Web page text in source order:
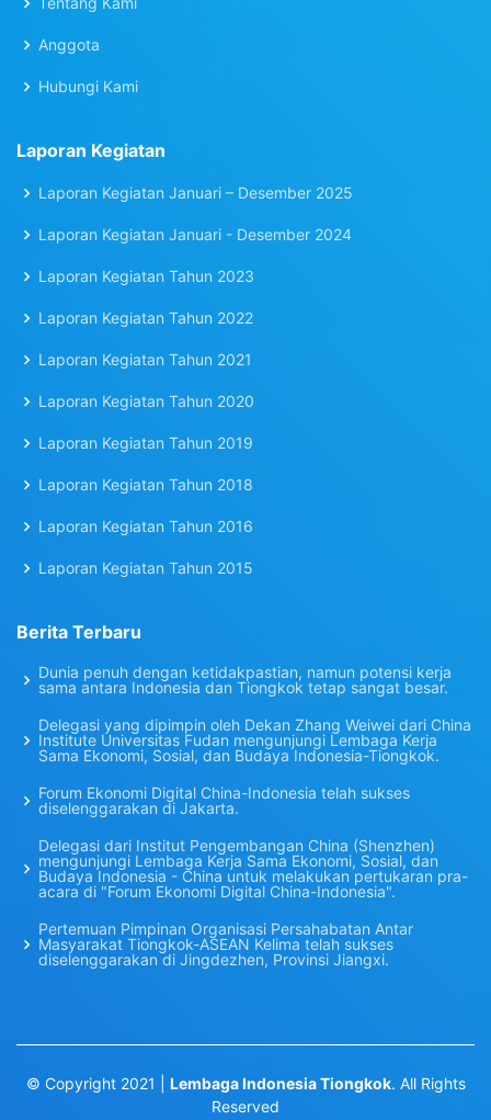
Anggota
Hubungi Kami
Laporan Kegiatan
Laporan Kegiatan Januari – Desember 2025
Laporan Kegiatan Januari - Desember 2024
Laporan Kegiatan Tahun 2023
Laporan Kegiatan Tahun 2022
Laporan Kegiatan Tahun 2021
Laporan Kegiatan Tahun 2020
Laporan Kegiatan Tahun 2019
Laporan Kegiatan Tahun 2018
Laporan Kegiatan Tahun 2016
Laporan Kegiatan Tahun 2015
Berita Terbaru
Dunia penuh dengan ketidakpastian, namun potensi kerja
sama antara Indonesia dan Tiongkok tetap sangat besar.
Delegasi yang dipimpin oleh Dekan Zhang Weiwei dari China
Institute Universitas Fudan mengunjungi Lembaga Kerja
Sama Ekonomi, Sosial, dan Budaya Indonesia-Tiongkok.
Forum Ekonomi Digital China-Indonesia telah sukses
diselenggarakan di Jakarta.
Delegasi dari Institut Pengembangan China (Shenzhen)
mengunjungi Lembaga Kerja Sama Ekonomi, Sosial, dan
Budaya Indonesia - China untuk melakukan pertukaran pra-
acara di "Forum Ekonomi Digital China-Indonesia".
Pertemuan Pimpinan Organisasi Persahabatan Antar
Masyarakat Tiongkok-ASEAN Kelima telah sukses
diselenggarakan di Jingdezhen, Provinsi Jiangxi.
© Copyright 2021 | Lembaga Indonesia Tiongkok. All Rights
Reserved